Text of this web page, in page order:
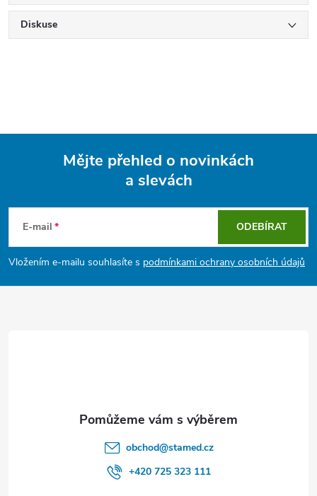
Diskuse
p
a
Mějte přehled o novinkách
a slevách
E-mail
Vložením e-mailu souhlasíte s podmínkami ochrany osobních údajů
ODEBÍRAT
obchod@stamed.cz
+420 725 323 111